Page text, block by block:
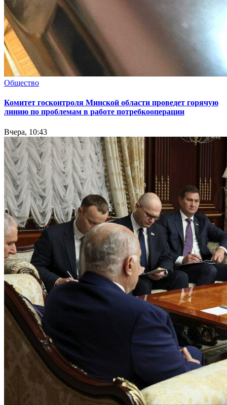
Общество
Комитет госконтроля Минской области проведет горячую
линию по проблемам в работе потребкооперации
Вчера, 10:43